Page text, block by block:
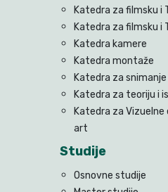
Katedra za filmsku i
Katedra za filmsku i
Katedra kamere
Katedra montaže
Katedra za
Katedra za teoriju i
Katedra za
art
Studije
Osnovne studije